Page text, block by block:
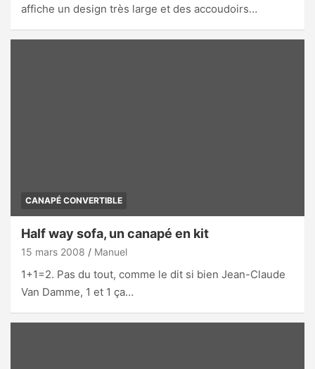
affiche un design très large et des accoudoirs…
CANAPÉ CONVERTIBLE
Half way sofa, un canapé en kit
15 mars 2008 Manuel
1+1=2. Pas du tout, comme le dit si bien Jean-Claude
Van Damme, 1 et 1 ça…